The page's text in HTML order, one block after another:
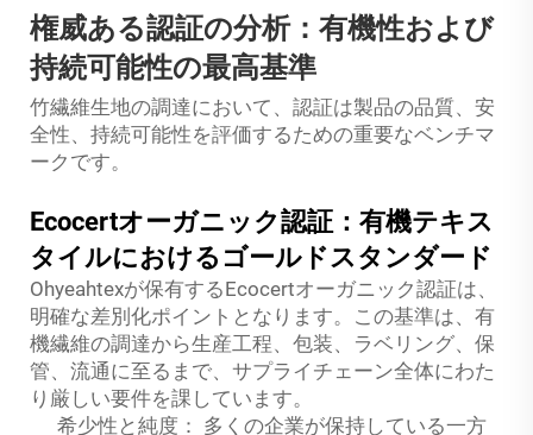
権威ある認証の分析：有機性および
持続可能性の最高基準
竹繊維生地の調達において、認証は製品の品質、安
全性、持続可能性を評価するための重要なベンチマ
ークです。
Ecocertオーガニック認証：有機テキス
タイルにおけるゴールドスタンダード
Ohyeahtexが保有するEcocertオーガニック認証は、
明確な差別化ポイントとなります。この基準は、有
機繊維の調達から生産工程、包装、ラベリング、保
管、流通に至るまで、サプライチェーン全体にわた
り厳しい要件を課しています。
希少性と純度： 多くの企業が保持している一方